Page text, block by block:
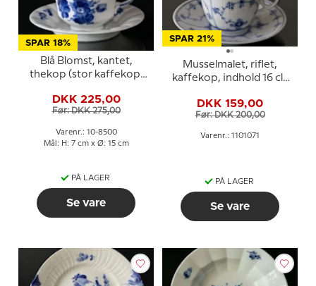
SPAR 18%
Blå Blomst, kantet,
thekop (stor kaffekop)
10/8500 1,8 dl, Royal
Copenhagen
DKK 225,00
Før: DKK 275,00
Varenr.: 10-8500
Mål: H: 7 cm x Ø: 15 cm
PÅ LAGER
Se vare
SPAR 21%
Musselmalet, riflet,
kaffekop, indhold 16 cl.,
DKK 159,00
Før: DKK 200,00
Varenr.: 1101071
PÅ LAGER
Se vare